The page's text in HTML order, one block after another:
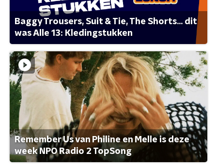
Baggy Trousers, Suit & Tie, The Shorts... dit
was Alle 13: Kledingstukken
Remember Us van Philine en Melle is deze
week NPO Radio 2 TopSong